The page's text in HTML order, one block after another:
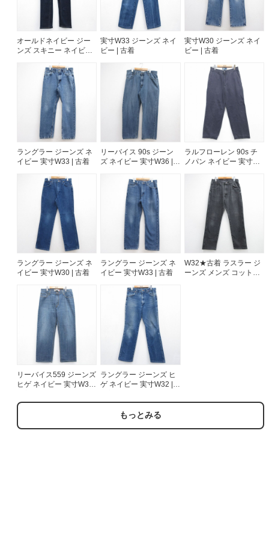
プライバシーポリシー
お問い合わせ
オールドネイビー ジー
ンズ スキニー ネイビー
実寸W33 ジーンズ ネイ
ビー | 古着
実寸W30 ジーンズ ネイ
ビー | 古着
ラングラー ジーンズ ネ
イビー 実寸W33 | 古着
リーバイス 90s ジーン
ズ ネイビー 実寸W36 |
ラルフローレン 90s チ
ノパン ネイビー 実寸
ラングラー ジーンズ ネ
イビー 実寸W30 | 古着
ラングラー ジーンズ ネ
イビー 実寸W33 | 古着
W32★古着 ラスラー ジ
ーンズ メンズ コットン
リーバイス559 ジーンズ
ヒゲ ネイビー 実寸W36 |
ラングラー ジーンズ ヒ
ゲ ネイビー 実寸W32 |
もっとみる